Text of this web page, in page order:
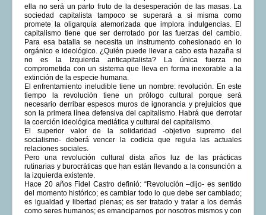
ella no será un parto fruto de la desesperación de las masas. La
sociedad capitalista tampoco se superará a si misma como
promete la oligarquía atemorizada que implora indulgencias. El
capitalismo tiene que ser derrotado por las fuerzas del cambio.
Para esa batalla se necesita un instrumento cohesionado en lo
orgánico e ideológico. ¿Quién puede llevar a cabo esta hazaña si
no es la Izquierda anticapitalista? La única fuerza no
comprometida con un sistema que lleva en forma inexorable a la
extinción de la especie humana.
El enfrentamiento ineludible tiene un nombre: revolución. En este
tiempo la revolución tiene un prólogo cultural porque será
necesario derribar espesos muros de ignorancia y prejuicios que
son la primera línea defensiva del capitalismo. Habrá que derrotar
la coerción ideológica mediática y cultural del capitalismo.
El superior valor de la solidaridad -objetivo supremo del
socialismo- deberá vencer la codicia que regula las actuales
relaciones sociales.
Pero una revolución cultural dista años luz de las prácticas
rutinarias y burocráticas que han están llevando a la consunción a
la izquierda existente.
Hace 20 años Fidel Castro definió: “Revolución –dijo- es sentido
del momento histórico; es cambiar todo lo que debe ser cambiado;
es igualdad y libertad plenas; es ser tratado y tratar a los demás
como seres humanos; es emanciparnos por nosotros mismos y con